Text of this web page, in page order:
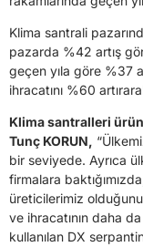
Klima santrali
pazarda %42 artış
geçen yıla göre %37
ihracatını %60
Klima santralleri
Tunç KORUN,
bir seviyede. Ayrıca
firmalara
üreticilerimiz
ve ihracatının daha
kullanılan DX